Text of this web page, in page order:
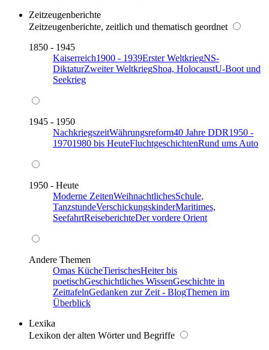
Zeitzeugenberichte
Zeitzeugenberichte, zeitlich und thematisch geordnet
1850 - 1945
Kaiserreich1900 - 1939Erster WeltkriegNS-
DiktaturZweiter WeltkriegShoa, HolocaustU-Boot und
Seekrieg
1945 - 1950
NachkriegszeitWährungsreform40 Jahre DDR1950 -
19701980 bis HeuteFluchtgeschichtenRund ums Auto
1950 - Heute
Moderne ZeitenWeihnachtlichesSchule,
TanzstundeVerschickungskinderMaritimes,
SeefahrtReiseberichteDer vordere Orient
Andere Themen
Omas KücheTierischesHeiter bis
poetischGeschichtliches WissenGeschichte in
ZeittafelnGedanken zur Zeit - BlogThemen im
Überblick
Lexika
Lexikon der alten Wörter und Begriffe